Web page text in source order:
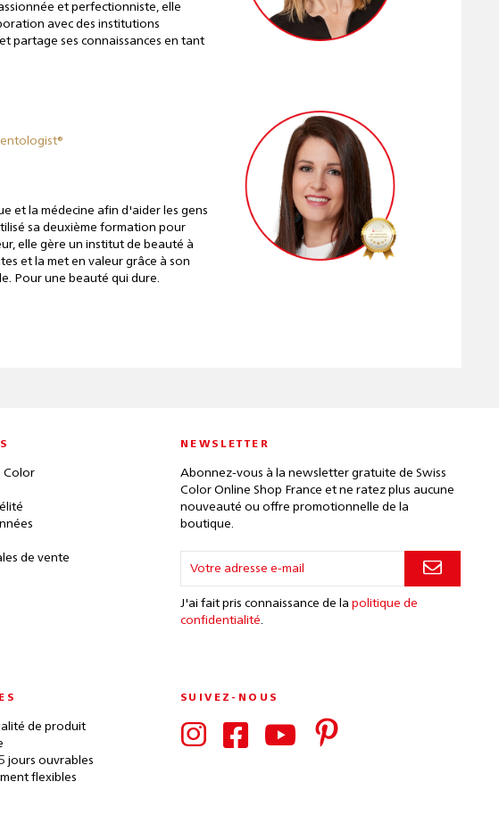
et perfectionniste, elle
avec des institutions
partage ses connaissances en tant
et la médecine afin d'aider les gens
sa deuxième formation pour
elle gère un institut de beauté à
et la met en valeur grâce à son
Pour une beauté qui dure.
Color
de vente
NEWSLETTER
Abonnez-vous à la newsletter gratuite de Swiss
Color Online Shop France et ne ratez plus aucune
nouveauté ou offre promotionnelle de la
boutique.
J'ai fait pris connaissance de la politique de
confidentialité.
de produit
jours ouvrables
flexibles
SUIVEZ-NOUS